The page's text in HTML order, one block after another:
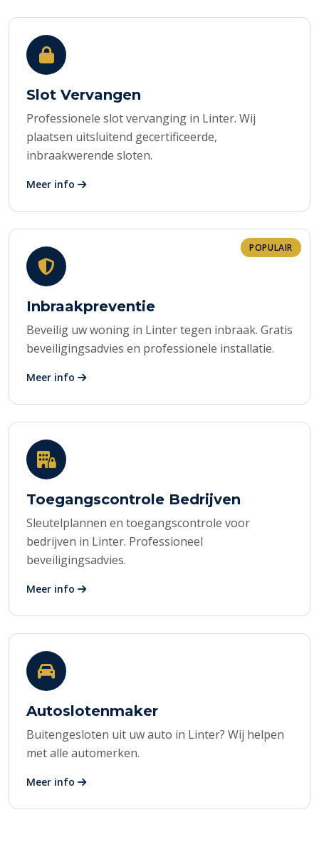
Slot Vervangen
Professionele slot vervanging in Linter. Wij
plaatsen uitsluitend gecertificeerde,
inbraakwerende sloten.
Meer info
POPULAIR
Inbraakpreventie
Beveilig uw woning in Linter tegen inbraak. Gratis
beveiligingsadvies en professionele installatie.
Meer info
Toegangscontrole Bedrijven
Sleutelplannen en toegangscontrole voor
bedrijven in Linter. Professioneel
beveiligingsadvies.
Meer info
Autoslotenmaker
Buitengesloten uit uw auto in Linter? Wij helpen
met alle automerken.
Meer info